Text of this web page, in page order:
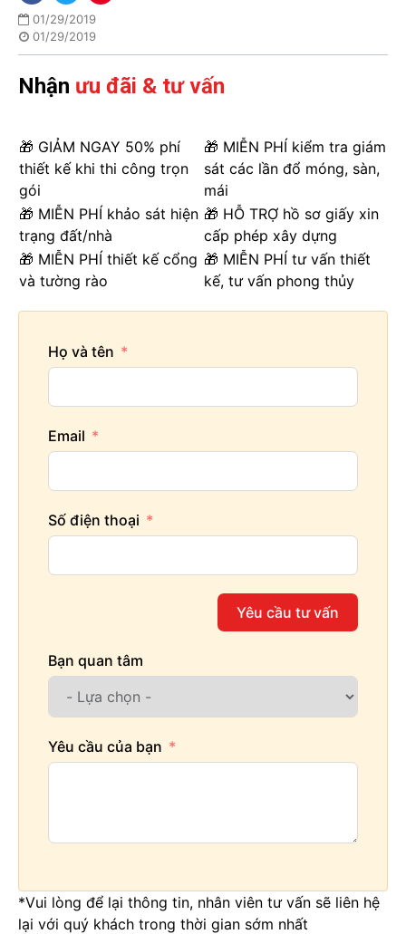
01/29/2019
01/29/2019
Nhận ưu đãi & tư vấn
🎁 GIẢM NGAY 50% phí
thiết kế khi thi công trọn
gói
🎁 MIỄN PHÍ kiểm tra giám
sát các lần đổ móng, sàn,
mái
🎁 MIỄN PHÍ khảo sát hiện
trạng đất/nhà
🎁 HỖ TRỢ hồ sơ giấy xin
cấp phép xây dựng
🎁 MIỄN PHÍ thiết kế cổng
và tường rào
🎁 MIỄN PHÍ tư vấn thiết
kế, tư vấn phong thủy
Họ và tên
Email
Số điện thoại
Yêu cầu tư vấn
Bạn quan tâm
Yêu cầu của bạn
*Vui lòng để lại thông tin, nhân viên tư vấn sẽ liên hệ
lại với quý khách trong thời gian sớm nhất